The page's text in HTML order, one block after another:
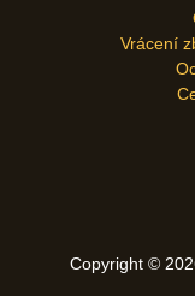
Vrácení
Copyright ©